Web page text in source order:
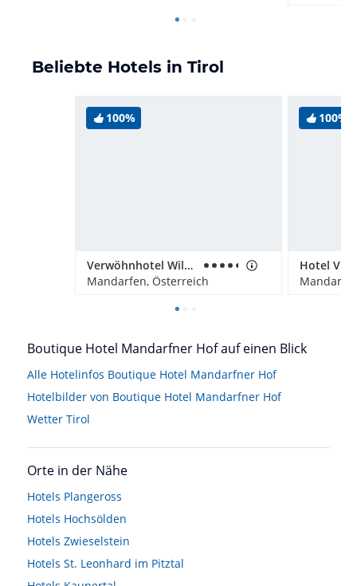
Beliebte Hotels in Tirol
100%
Verwöhnhotel Wildspitze
Mandarfen, Österreich
100%
Boutique Hotel Mandarfner Hof auf einen Blick
Alle Hotelinfos Boutique Hotel Mandarfner Hof
Hotelbilder von Boutique Hotel Mandarfner Hof
Wetter Tirol
Orte in der Nähe
Hotels Plangeross
Hotels Hochsölden
Hotels Zwieselstein
Hotels St. Leonhard im Pitztal